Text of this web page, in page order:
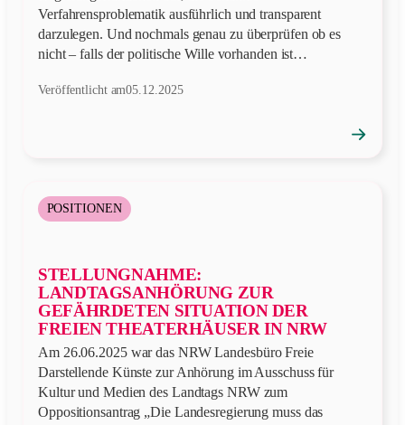
Verfahrensproblematik ausführlich und transparent
darzulegen. Und nochmals genau zu überprüfen ob es
nicht – falls der politische Wille vorhanden ist…
Veröffentlicht am05.12.2025
→
POSITIONEN
STELLUNGNAHME:
LANDTAGSANHÖRUNG ZUR
GEFÄHRDETEN SITUATION DER
FREIEN THEATERHÄUSER IN NRW
Am 26.06.2025 war das NRW Landesbüro Freie
Darstellende Künste zur Anhörung im Ausschuss für
Kultur und Medien des Landtags NRW zum
Oppositionsantrag „Die Landesregierung muss das